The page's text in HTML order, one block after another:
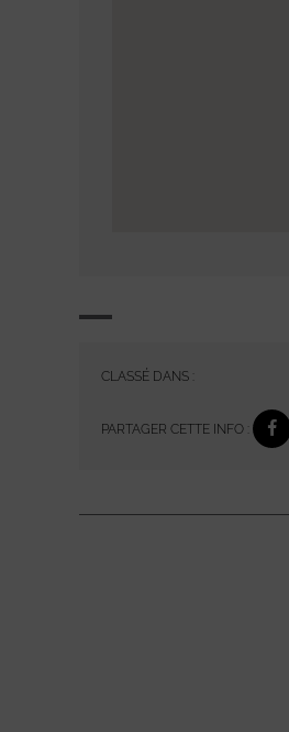
CLASSÉ DANS :
PARTAGER CETTE INFO :